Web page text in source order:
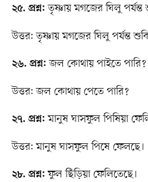
২৫. প্রশ্ন: তৃষ্ণায় মগজের ঘিলু
উত্তর: তৃষ্ণায় মগজের ঘিলু পর্যন্ত
২৬. প্রশ্ন: জল কোথায় পাইতে পারি?
উত্তর: জল কোথায় পেতে পারি?
২৭. প্রশ্ন: মানুষ ঘাসফুল পিষিয়া
উত্তর: মানুষ ঘাসফুল পিষে ফেলছে।
২৮. প্রশ্ন: ফুল ছিঁড়িয়া ফেলিতেছে।